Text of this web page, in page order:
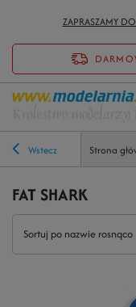
ZAPRASZAMY
Wstecz Strona
FAT SHARK
Sortuj po nazwie rosnąco